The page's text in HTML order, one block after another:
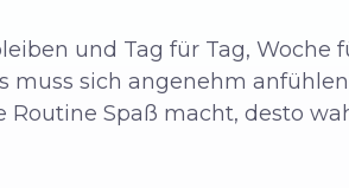
und Tag für Tag, Woche
muss sich angenehm
Routine Spaß macht, desto